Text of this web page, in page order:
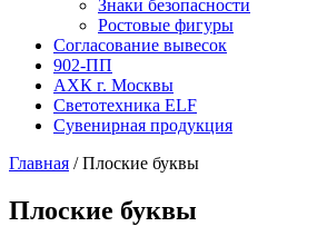
Знаки безопасности
Ростовые фигуры
Согласование вывесок
902-ПП
АХК г. Москвы
Светотехника ELF
Сувенирная продукция
Главная /Плоские буквы
Плоские буквы